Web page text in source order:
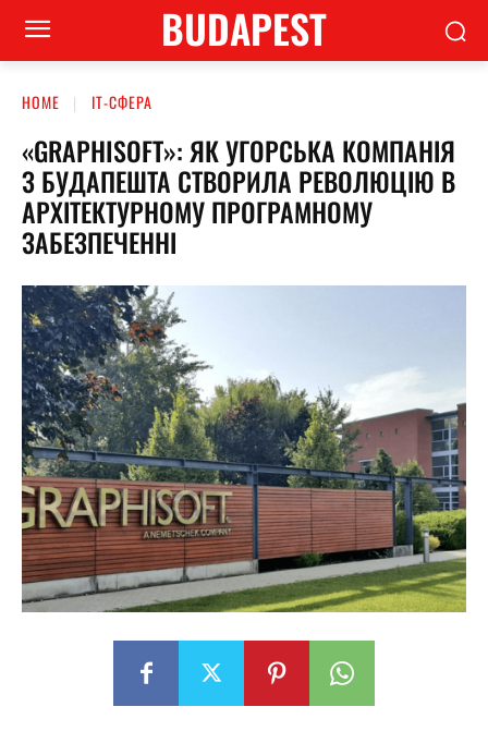
BUDAPEST
HOME ІТ-СФЕРА
«GRAPHISOFT»: ЯК УГОРСЬКА КОМПАНІЯ
З БУДАПЕШТА СТВОРИЛА РЕВОЛЮЦІЮ В
АРХІТЕКТУРНОМУ ПРОГРАМНОМУ
ЗАБЕЗПЕЧЕННІ